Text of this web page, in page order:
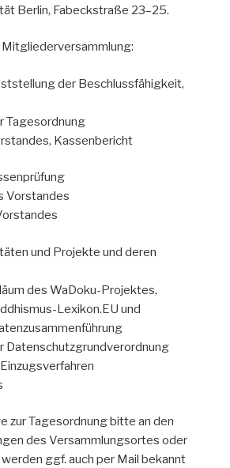
Berlin, Fabeckstraße 23–25.
der Beschlussfähigkeit,
Kassenbericht
und Projekte und deren
des WaDoku-Projektes,
Lexikon.EU und
zur Tagesordnung bitte an den
des Versammlungsortes oder
ggf. auch per Mail bekannt